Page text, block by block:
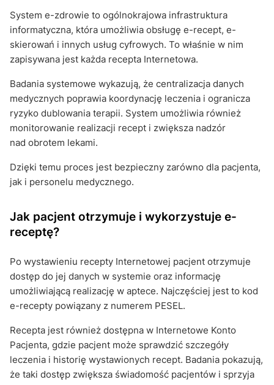
System e-zdrowie to ogólnokrajowa infrastruktura
informatyczna, która umożliwia obsługę e-recept, e-
skierowań i innych usług cyfrowych. To właśnie w nim
zapisywana jest każda recepta Internetowa.
Badania systemowe wykazują, że centralizacja danych
medycznych poprawia koordynację leczenia i ogranicza
ryzyko dublowania terapii. System umożliwia również
monitorowanie realizacji recept i zwiększa nadzór
nad obrotem lekami.
Dzięki temu proces jest bezpieczny zarówno dla pacjenta,
jak i personelu medycznego.
Jak pacjent otrzymuje i wykorzystuje e-
receptę?
Po wystawieniu recepty Internetowej pacjent otrzymuje
dostęp do jej danych w systemie oraz informację
umożliwiającą realizację w aptece. Najczęściej jest to kod
e-recepty powiązany z numerem PESEL.
Recepta jest również dostępna w Internetowe Konto
Pacjenta, gdzie pacjent może sprawdzić szczegóły
leczenia i historię wystawionych recept. Badania pokazują,
że taki dostęp zwiększa świadomość pacjentów i sprzyja